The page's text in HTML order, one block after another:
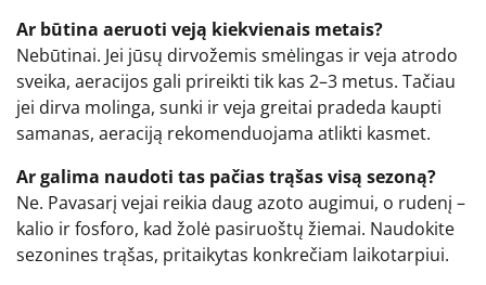
Ar būtina aeruoti veją kiekvienais metais?
Nebūtinai. Jei jūsų dirvožemis smėlingas ir veja atrodo
sveika, aeracijos gali prireikti tik kas 2–3 metus. Tačiau
jei dirva molinga, sunki ir veja greitai pradeda kaupti
samanas, aeraciją rekomenduojama atlikti kasmet.
Ar galima naudoti tas pačias trąšas visą sezoną?
Ne. Pavasarį vejai reikia daug azoto augimui, o rudenį –
kalio ir fosforo, kad žolė pasiruoštų žiemai. Naudokite
sezonines trąšas, pritaikytas konkrečiam laikotarpiui.